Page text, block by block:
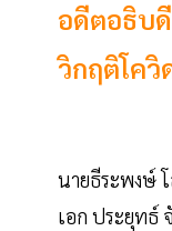
อดีตอธิบ
วิกฤติโค
นายธีระพงษ์
เอก ประยุทธ์